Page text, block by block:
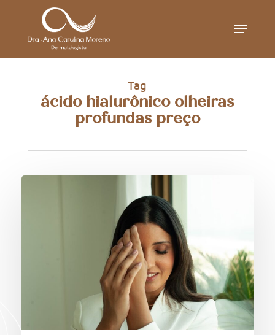
Menu
Tag
ácido hialurônico olheiras
profundas preço